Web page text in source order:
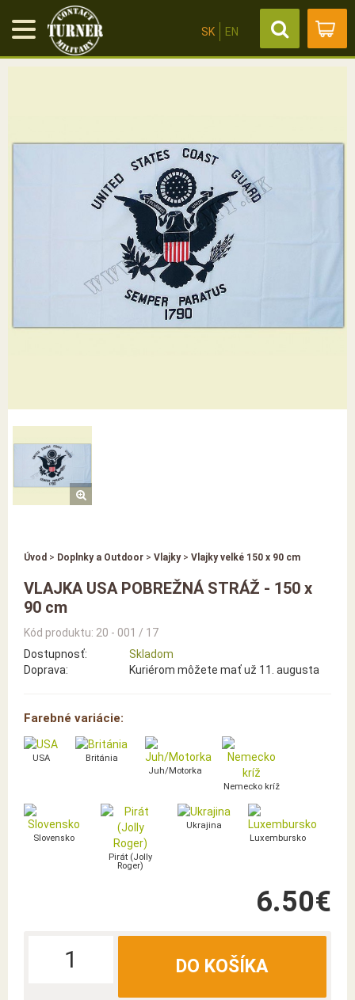
SK EN
Úvod > Doplnky a Outdoor > Vlajky > Vlajky velké 150 x 90 cm
VLAJKA USA POBREŽNÁ STRÁŽ - 150 x
90 cm
Kód produktu: 20 - 001 / 17
Dostupnosť:
Skladom
Doprava:
Kuriérom môžete mať už 11. augusta
Farebné variácie:
USA
Británia
Juh/Motorka
Nemecko kríž
Slovensko
Pirát (Jolly
Roger)
Ukrajina
Luxembursko
6.50€
DO KOŠÍKA